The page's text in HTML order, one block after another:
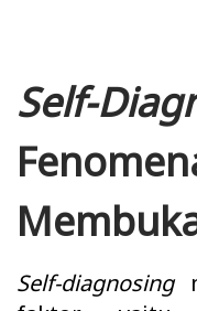
Self-
Self-diagnosing